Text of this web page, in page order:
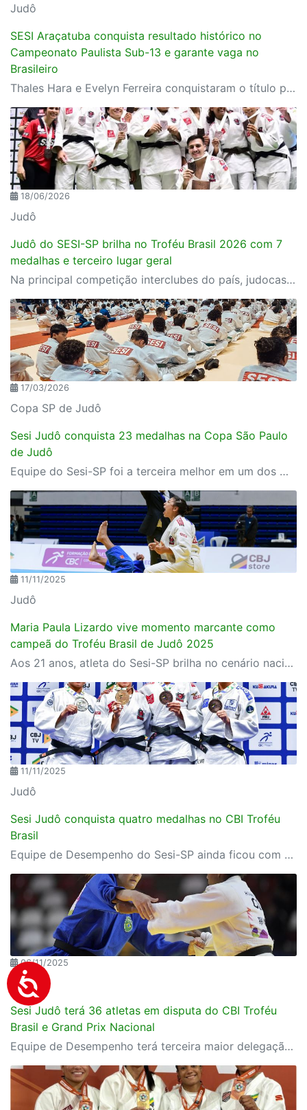
Judô
SESI Araçatuba conquista resultado histórico no
Campeonato Paulista Sub-13 e garante vaga no
Brasileiro
Thales Hara e Evelyn Ferreira conquistaram o título paulista e representarão Araçatuba e o Estado de São Paulo no Campeonato Brasileiro Sub-13, em Macapá.
18/06/2026
Judô
Judô do SESI-SP brilha no Troféu Brasil 2026 com 7
medalhas e terceiro lugar geral
Na principal competição interclubes do país, judocas da equipe de Desempenho conquistaram dois ouros, uma prata e quatro bronzes e ajudaram Sesi-SP a ficar com a terceira colocação geral
17/03/2026
Copa SP de Judô
Sesi Judô conquista 23 medalhas na Copa São Paulo
de Judô
Equipe do Sesi-SP foi a terceira melhor em um dos maiores torneios da modalidade no país
11/11/2025
Judô
Maria Paula Lizardo vive momento marcante como
campeã do Troféu Brasil de Judô 2025
Aos 21 anos, atleta do Sesi-SP brilha no cenário nacional e celebra o resultado ao lado da equipe, que também subiu três vezes ao pódio
11/11/2025
Judô
Sesi Judô conquista quatro medalhas no CBI Troféu
Brasil
Equipe de Desempenho do Sesi-SP ainda ficou com a quinta colocação na disputa por equipes mistas
06/11/2025
Judô
Sesi Judô terá 36 atletas em disputa do CBI Troféu
Brasil e Grand Prix Nacional
Equipe de Desempenho terá terceira maior delegação em duas das maiores competições do judô nacional